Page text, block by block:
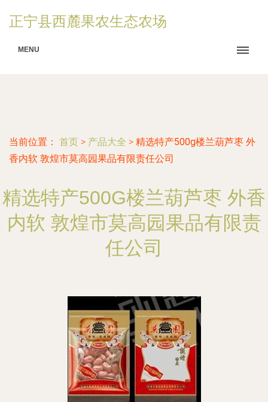
正宁县西麓果农生态农场
MENU
当前位置： 首页 > 产品大全 > 精选特产500g楼兰葫芦枣 外
香内软 敦煌市莫高园果品有限责任公司
精选特产500G楼兰葫芦枣 外香
内软 敦煌市莫高园果品有限责
任公司